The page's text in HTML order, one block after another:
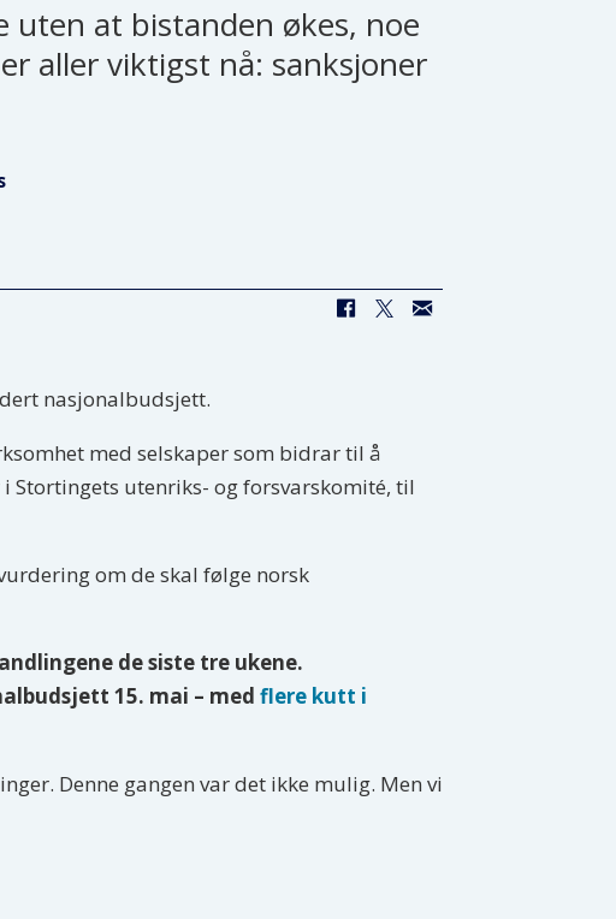
uten at bistanden økes, noe
aller viktigst nå: sanksjoner
nasjonalbudsjett.
med selskaper som bidrar til å
Stortingets utenriks- og forsvarskomité, til
om de skal følge norsk
de siste tre ukene.
15. mai – med flere kutt i
Denne gangen var det ikke mulig. Men vi